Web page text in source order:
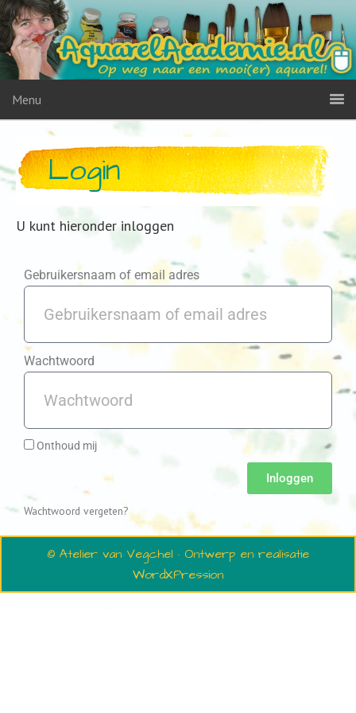
Menu
Login
U kunt hieronder inloggen
Gebruikersnaam of email adres
Wachtwoord
Onthoud mij
Inloggen
Wachtwoord vergeten?
© Atelier van Vegchel · Ontwerp en realisatie
WordXPression